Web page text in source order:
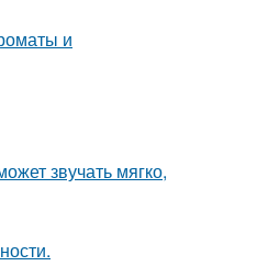
и
звучать мягко,